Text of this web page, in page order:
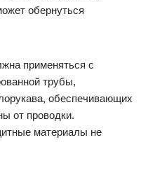
обернуться
применяться с
трубы,
обеспечивающих
от проводки.
материалы не